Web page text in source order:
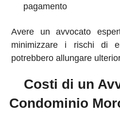
pagamento
Avere un avvocato
minimizzare i rischi di
potrebbero allungare
Costi di un
Condominio